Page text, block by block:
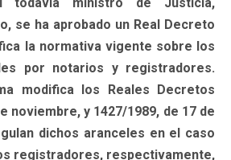
se ha aprobado un Real Decreto
la normativa vigente sobre los
por notarios y registradores.
modifica los Reales Decretos
noviembre, y 1427/1989, de 17 de
dichos aranceles en el caso
registradores, respectivamente,